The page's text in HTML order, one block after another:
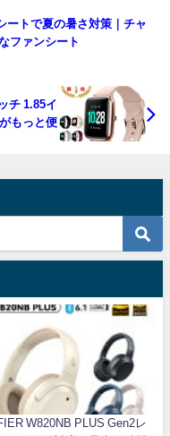
ートで夏の暑さ対策｜チャ
ファンシート
チ 1.85イ
もっと便
W820NB PLUS Gen2レ